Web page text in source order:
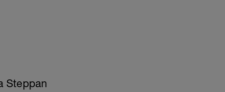
Steppan